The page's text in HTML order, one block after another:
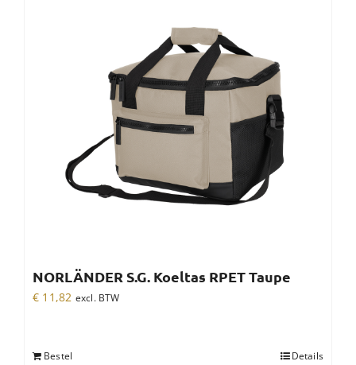
NORLÄNDER S.G. Koeltas RPET Taupe
€ 11,82 excl. BTW
Bestel Details